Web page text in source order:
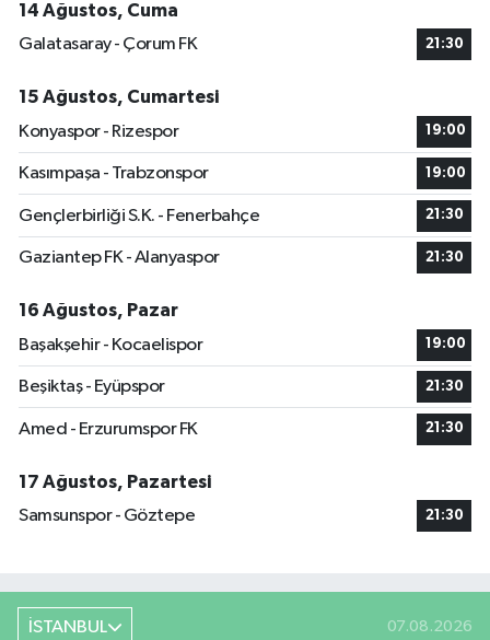
14 Ağustos, Cuma
Galatasaray - Çorum FK
21:30
15 Ağustos, Cumartesi
Konyaspor - Rizespor
19:00
Kasımpaşa - Trabzonspor 19:00
Gençlerbirliği S.K. - Fenerbahçe 21:30
Gaziantep FK - Alanyaspor 21:30
16 Ağustos, Pazar
Başakşehir - Kocaelispor
19:00
Beşiktaş - Eyüpspor 21:30
Amed - Erzurumspor FK 21:30
17 Ağustos, Pazartesi
Samsunspor - Göztepe
21:30
İSTANBUL 07.08.2026